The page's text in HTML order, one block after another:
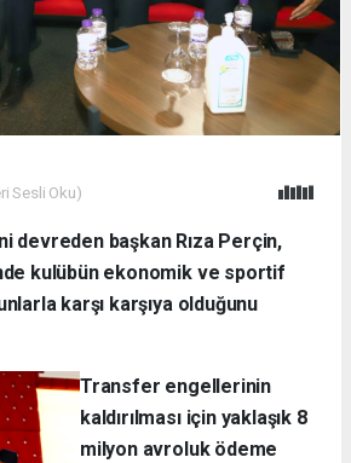
Sesli Oku)
devreden başkan Rıza Perçin,
kulübün ekonomik ve sportif
karşı karşıya olduğunu
Transfer engellerinin
kaldırılması için yaklaşık 8
milyon avroluk ödeme